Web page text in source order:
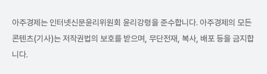
아주경제는 인터넷신문윤리위원회 윤리강령을 준수합니다. 아주경제의 모든
콘텐츠(기사)는 저작권법의 보호를 받으며, 무단전재, 복사, 배포 등을 금지합
니다.